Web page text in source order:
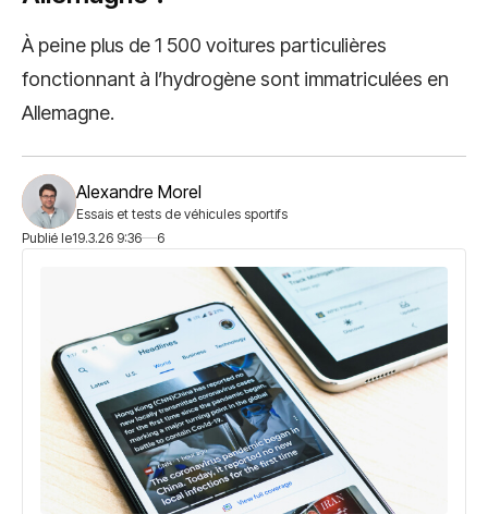
À peine plus de 1 500 voitures particulières
fonctionnant à l’hydrogène sont immatriculées en
Allemagne.
Alexandre Morel
Essais et tests de véhicules sportifs
Publié le19.3.26 9:36 6